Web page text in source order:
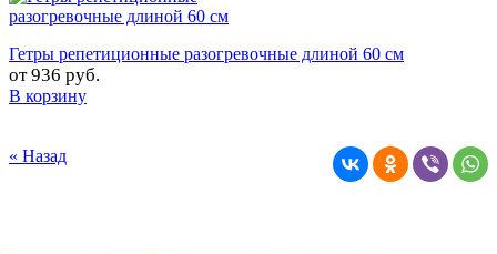
Гетры репетиционные разогревочные длиной 60 см
от936 руб.
В корзину
« Назад